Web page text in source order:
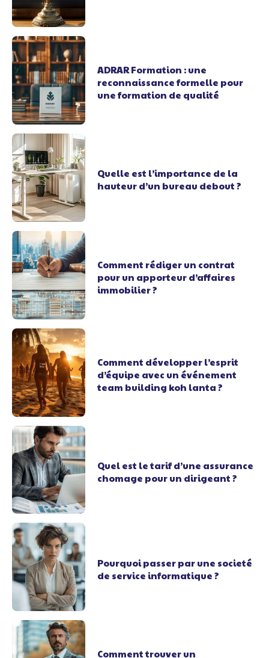
ADRAR Formation : une
reconnaissance formelle pour
une formation de qualité
Quelle est l’importance de la
hauteur d’un bureau debout ?
Comment rédiger un contrat
pour un apporteur d’affaires
immobilier ?
Comment développer l’esprit
d’équipe avec un événement
team building koh lanta ?
Quel est le tarif d’une assurance
chomage pour un dirigeant ?
Pourquoi passer par une societé
de service informatique ?
Comment trouver un